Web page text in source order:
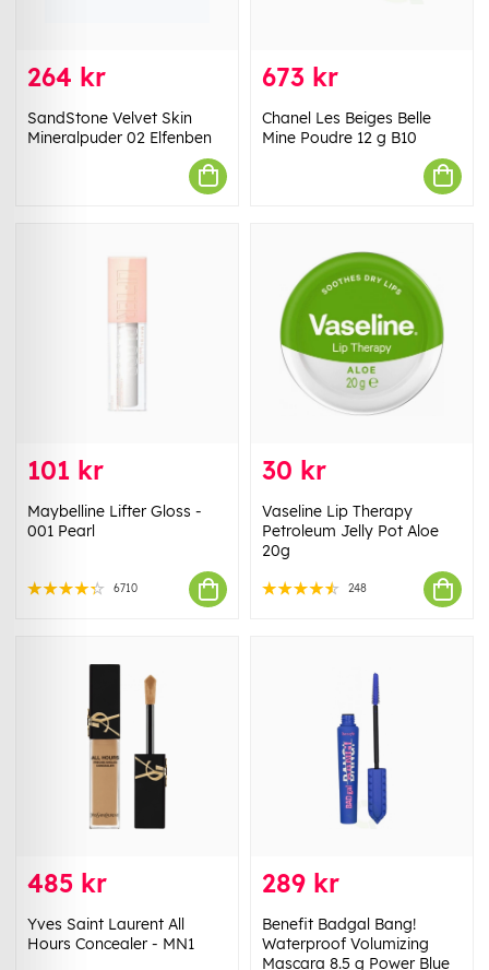
264 kr
SandStone Velvet Skin
Mineralpuder 02 Elfenben
673 kr
Chanel Les Beiges Belle
Mine Poudre 12 g B10
101 kr
Maybelline Lifter Gloss -
001 Pearl
6710
30 kr
Vaseline Lip Therapy
Petroleum Jelly Pot Aloe
20g
248
485 kr
Yves Saint Laurent All
Hours Concealer - MN1
289 kr
Benefit Badgal Bang!
Waterproof Volumizing
Mascara 8.5 g Power Blue